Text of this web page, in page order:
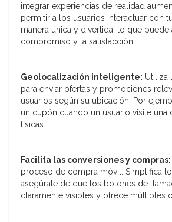
integrar experiencias de realidad
permitir a los usuarios interactuar con
manera única y divertida, lo que puede
compromiso y la satisfacción.
Geolocalización inteligente: Utiliza
para enviar ofertas y promociones
usuarios según su ubicación. Por
un cupón cuando un usuario visite una
físicas.
Facilita las conversiones y compras:
proceso de compra móvil. Simplifica
asegúrate de que los botones de
claramente visibles y ofrece múltiples